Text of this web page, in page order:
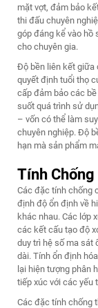
mặt vợt, đảm bảo
thi đấu chuyên
góp đáng kể vào hồ
cho chuyên gia.
Độ bền liên kết giữa
quyết định tuổi thọ
cấp đảm bảo các
suốt quá trình sử
– vốn có thể làm
chuyên nghiệp. Độ
hạn mà sản phẩm
Tính
Các đặc tính chống
định độ ổn định về
khác nhau. Các lớp
các kết cấu tạo độ
duy trì hệ số ma sát
dài. Tính ổn định
lại hiện tượng phân
tiếp xúc với các yếu
Các đặc tính chống